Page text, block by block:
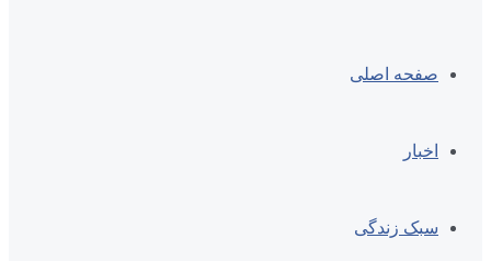
صفحه اصلی
اخبار
سبک زندگی